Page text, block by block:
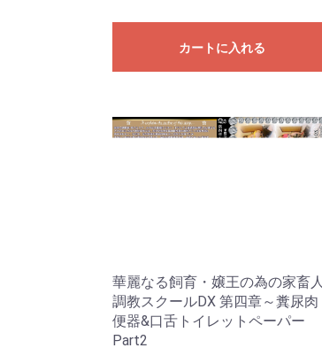
カートに入れる
華麗なる飼育・嬢王の為の家畜人
調教スクールDX 第四章～糞尿肉
便器&口舌トイレットペーパー
Part2